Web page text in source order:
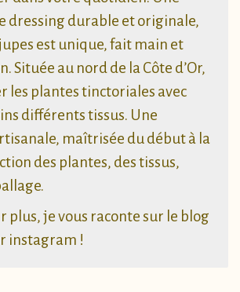
dressing durable et originale,
est unique, fait main et
Située au nord de la Côte d’Or,
les plantes tinctoriales avec
différents tissus. Une
maîtrisée du début à la
des plantes, des tissus,
plus, je vous raconte sur le blog
instagram !